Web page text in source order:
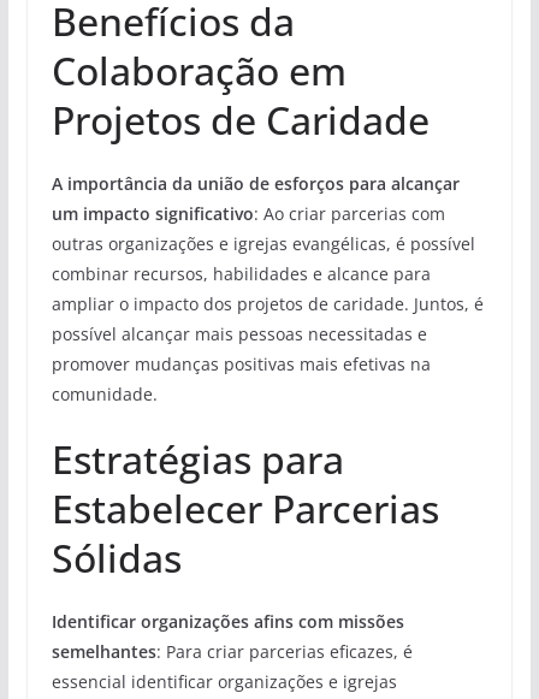
Benefícios da
Colaboração em
Projetos de Caridade
A importância da união de esforços para alcançar
um impacto significativo: Ao criar parcerias com
outras organizações e igrejas evangélicas, é possível
combinar recursos, habilidades e alcance para
ampliar o impacto dos projetos de caridade. Juntos, é
possível alcançar mais pessoas necessitadas e
promover mudanças positivas mais efetivas na
comunidade.
Estratégias para
Estabelecer Parcerias
Sólidas
Identificar organizações afins com missões
semelhantes: Para criar parcerias eficazes, é
essencial identificar organizações e igrejas